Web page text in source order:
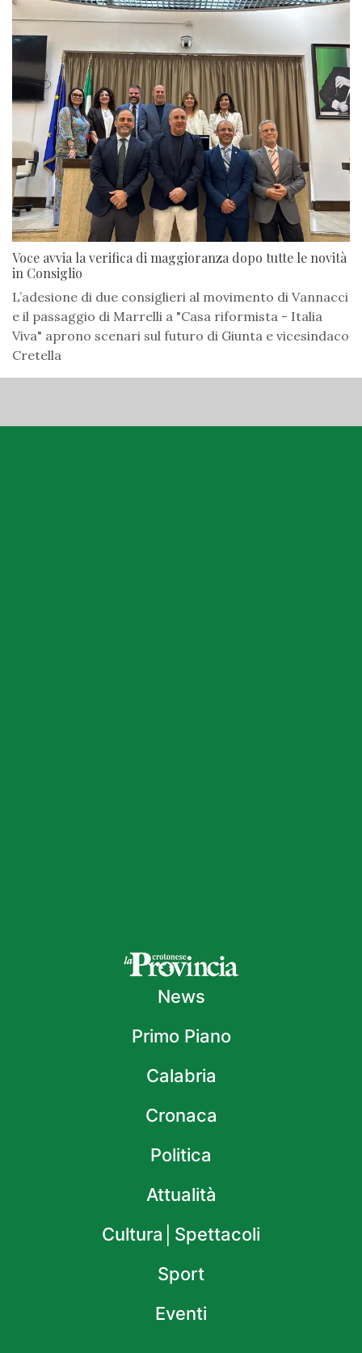
Voce avvia la verifica di maggioranza dopo tutte le novità
in Consiglio
L’adesione di due consiglieri al movimento di Vannacci
e il passaggio di Marrelli a "Casa riformista - Italia
Viva" aprono scenari sul futuro di Giunta e vicesindaco
Cretella
News
Primo Piano
Calabria
Cronaca
Politica
Attualità
Cultura│Spettacoli
Sport
Eventi